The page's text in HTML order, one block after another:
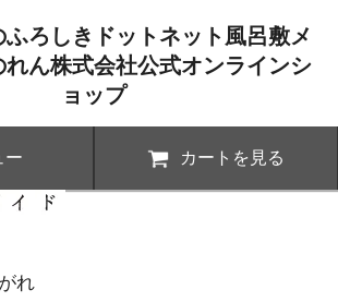
ふろしきドットネット風呂敷メ
れん株式会社公式オンラインシ
ョップ
ー カートを見る
れ